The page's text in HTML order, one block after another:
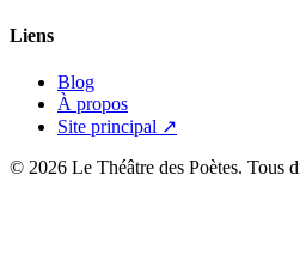
Liens
Blog
À propos
Site principal ↗
© 2026 Le Théâtre des Poètes. Tous